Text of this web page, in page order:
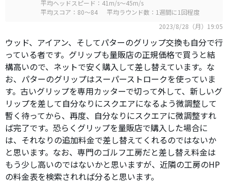
平均ヘッドスピード：41m/s～45m/s
平均スコア：80～84
平均ラウンド数：1週間に1回程度
2023/8/28（月）19:05
ウッド、アイアン、そしてパターのグリップ交換も自分で行
っている者です。グリップも量販店の正規価格で買うと結
構高いので、ネットで安く購入して差し替えています。な
お、パターのグリップはスーパーストロークを使っていま
す。古いグリップを専用カッターで切って外して、新しいグ
リップを差して自分なりにスクエアになるよう微調整して
暫く待ってから、再度、自分なりにスクエアに微調整すれ
ば完了です。恐らくグリップを量販店で購入した場合に
は、それなりの追加料金で差し替えてくれるのではないか
と思います。なお、専門のゴルフ工房だと差し替え料金は
もう少し高いのではないかと思いますが、近隣の工房のHP
の料金表を検索されれば分ると思います。